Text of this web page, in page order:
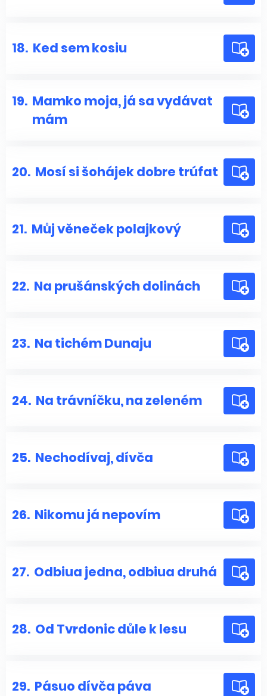
18. Ked sem kosiu
19. Mamko moja, já sa vydávat
mám
20. Mosí si šohájek dobre trúfat
21. Můj věneček polajkový
22. Na prušánských dolinách
23. Na tichém Dunaju
24. Na trávníčku, na zeleném
25. Nechodívaj, dívča
26. Nikomu já nepovím
27. Odbiua jedna, odbiua druhá
28. Od Tvrdonic důle k lesu
29. Pásuo dívča páva